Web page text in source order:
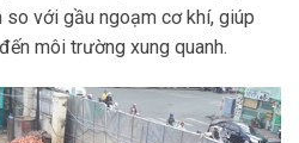
so với gầu ngoạm cơ khí, giúp
môi trường xung quanh.